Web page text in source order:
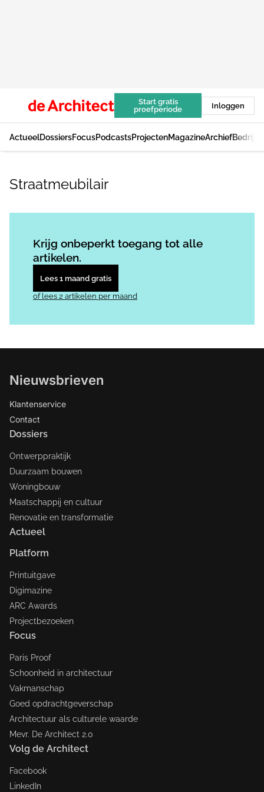
Start gratis
proefperiode
Inloggen
ActueelDossiersFocusPodcastsProjectenMagazineArchief
Straatmeubilair
Krijg onbeperkt toegang tot alle
artikelen.
Lees 1 maand gratis
of lees 2 artikelen per maand
Nieuwsbrieven
Klantenservice
Contact
Dossiers
Ontwerppraktijk
Duurzaam bouwen
Woningbouw
Maatschappij en cultuur
Renovatie en transformatie
Actueel
Platform
Printuitgave
Digimazine
ARC Awards
Projectbezoeken
Focus
Paris Proof
Schoonheid in architectuur
Vakmanschap
Goed opdrachtgeverschap
Architectuur als culturele waarde
Mevr. De Architect 2.0
Volg de Architect
Facebook
LinkedIn